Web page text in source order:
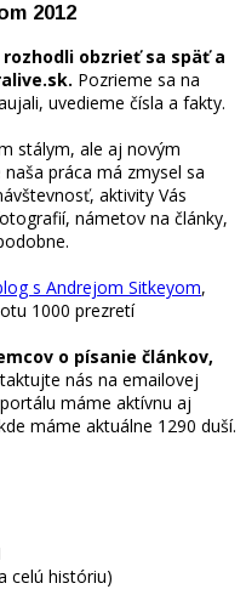
2012
rozhodli obzrieť sa späť a
Pozrieme sa na
uvedieme čísla a fakty.
stálym, ale aj novým
práca má zmysel sa
aktivity Vás
námetov na články,
s Andrejom Sitkeyom,
1000 prezretí
o písanie článkov,
nás na emailovej
máme aktívnu aj
máme aktuálne 1290 duší.
celú históriu)